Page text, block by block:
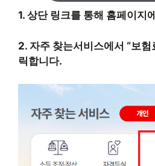
1. 상단 링크를 통해 홈페이지
2. 자주 찾는서비스에서 “보
릭합니다.